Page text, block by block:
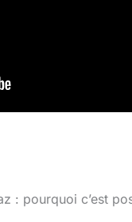
: pourquoi c’est